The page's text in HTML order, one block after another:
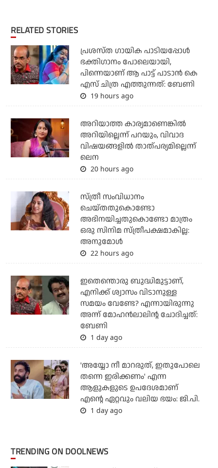
RELATED STORIES
പ്രശസ്ത ഗായിക പാടിയപ്പോൾ
ഭക്തിഗാനം പോലെയായി,
പിന്നെയാണ് ആ പാട്ട് പാടാൻ കെ
എസ് ചിത്ര എത്തുന്നത്: ബേണി
19 hours ago
അറിയാത്ത കാര്യമാണെങ്കിൽ
അറിയില്ലെന്ന് പറയും, വിവാദ
വിഷയങ്ങളിൽ താത്പര്യമില്ലെന്ന്
ലെന
20 hours ago
സ്ത്രീ സംവിധാനം
ചെയ്തതുകൊണ്ടോ
അഭിനയിച്ചതുകൊണ്ടോ മാത്രം
ഒരു സിനിമ സ്ത്രീപക്ഷമാകില്ല:
അനുമോൾ
22 hours ago
ഇതെന്തൊരു ബുദ്ധിമുട്ടാണ്,
എനിക്ക് ശ്വാസം വിടാനുള്ള
സമയം വേണ്ടേ? എന്നായിരുന്നു
അന്ന് മോഹൻലാലിന്റ ചോദിച്ചത്:
ബേണി
1 day ago
'അയ്യോ നീ മാറരുത്, ഇതുപോലെ
തന്നെ ഇരിക്കണം' എന്ന
ആളുകളുടെ ഉപദേശമാണ്
എന്റെ ഏറ്റവും വലിയ ഭയം: ജി.പി.
1 day ago
TRENDING ON DOOLNEWS